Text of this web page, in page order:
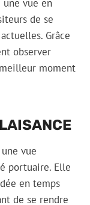
une vue en
de se
Grâce
observer
moment
vue
portuaire. Elle
en temps
de se rendre